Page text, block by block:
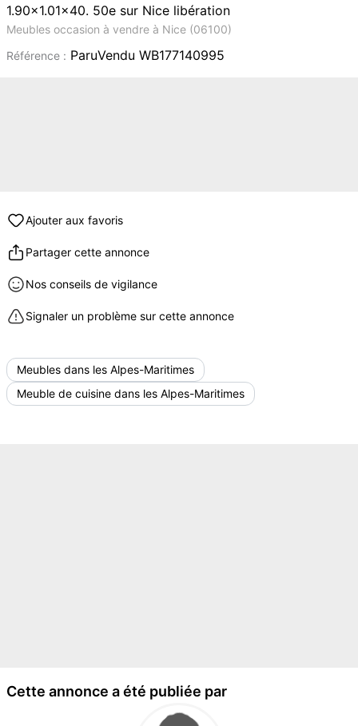
1.90x1.01x40. 50e sur Nice libération
Meubles occasion à vendre à Nice (06100)
Référence : ParuVendu WB177140995
Ajouter aux favoris
Partager cette annonce
Nos conseils de vigilance
Signaler un problème sur cette annonce
Meubles dans les Alpes-Maritimes
Meuble de cuisine dans les Alpes-Maritimes
Cette annonce a été publiée par